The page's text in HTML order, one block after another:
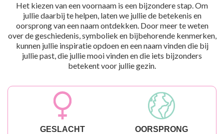
Het kiezen van een voornaam is een bijzondere stap. Om
jullie daarbij te helpen, laten we jullie de betekenis en
oorsprong van een naam ontdekken. Door meer te weten
over de geschiedenis, symboliek en bijbehorende kenmerken,
kunnen jullie inspiratie opdoen en een naam vinden die bij
jullie past, die jullie mooi vinden en die iets bijzonders
betekent voor jullie gezin.
GESLACHT OORSPRONG